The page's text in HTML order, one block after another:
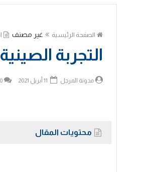
الصفحة الرئيسية غير مصنف
التجربة
مدونة المرجل 0
محتويات المقال